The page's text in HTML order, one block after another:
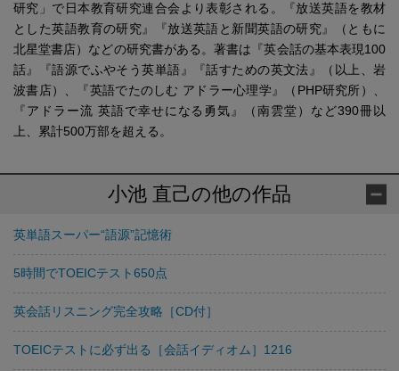
研究」で日本教育研究連合会より表彰される。『放送英語を教材
とした英語教育の研究』『放送英語と新聞英語の研究』（ともに
北星堂書店）などの研究書がある。著書は『英会話の基本表現100
話』『語源でふやそう英単語』『話すための英文法』（以上、岩
波書店）、『英語でたのしむ アドラー心理学』（PHP研究所）、
『アドラー流 英語で幸せになる勇気』（南雲堂）など390冊以
上、累計500万部を超える。
小池 直己の他の作品
英単語スーパー“語源”記憶術
5時間でTOEICテスト650点
英会話リスニング完全攻略［CD付］
TOEICテストに必ず出る［会話イディオム］1216